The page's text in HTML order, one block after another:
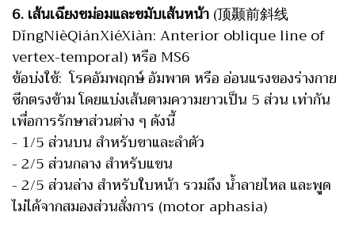
6. เส้นเฉียงขม่อมและขมับเส้นหน้า(顶颞前斜线
DǐngNièQiánXiéXiàn: Anterior oblique line of
vertex-temporal) หรือ MS6
ข้อบ่งใช้: โรคอัมพฤกษ์ อัมพาต หรือ อ่อนแรงของร่างกาย
ซีกตรงข้าม โดยแบ่งเส้นตามความยาวเป็น 5 ส่วน เท่ากัน
เพื่อการรักษาส่วนต่าง ๆ ดังนี้
- 1/5 ส่วนบน สำหรับขาและลำตัว
- 2/5 ส่วนกลาง สำหรับแขน
- 2/5 ส่วนล่าง สำหรับใบหน้า รวมถึง น้ำลายไหล และพูด
ไม่ได้จากสมองส่วนสั่งการ (motor aphasia)